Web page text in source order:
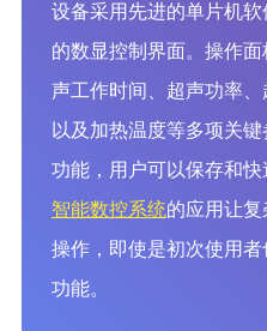
设备采用先进的单片机
的数显控制界面。操作
声工作时间、超声功率
以及加热温度等多项关
功能，用户可以保存和快
智能数控系统的应用让
操作，即使是初次使用
功能。